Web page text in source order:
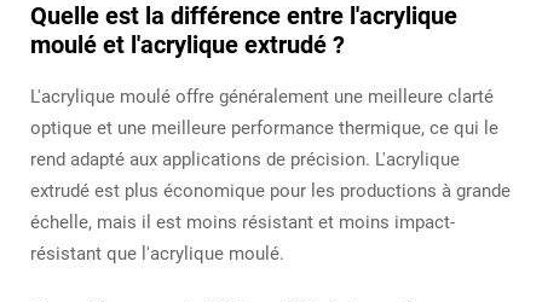
Quelle est la différence entre l'acrylique
moulé et l'acrylique extrudé ?
L'acrylique moulé offre généralement une meilleure clarté
optique et une meilleure performance thermique, ce qui le
rend adapté aux applications de précision. L'acrylique
extrudé est plus économique pour les productions à grande
échelle, mais il est moins résistant et moins impact-
résistant que l'acrylique moulé.